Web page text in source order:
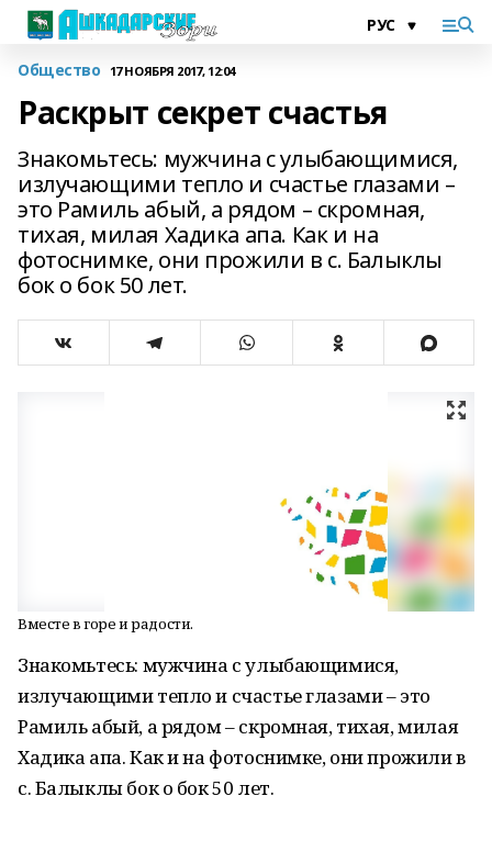
Общество 17 НОЯБРЯ 2017, 12:04
Раскрыт секрет счастья
Знакомьтесь: мужчина с улыбающимися,
излучающими тепло и счастье глазами –
это Рамиль абый, а рядом – скромная,
тихая, милая Хадика апа. Как и на
фотоснимке, они прожили в с. Балыклы
бок о бок 50 лет.
Вместе в горе и радости.
Знакомьтесь: мужчина с улыбающимися,
излучающими тепло и счастье глазами – это
Рамиль абый, а рядом – скромная, тихая, милая
Хадика апа. Как и на фотоснимке, они прожили в
с. Балыклы бок о бок 50 лет.